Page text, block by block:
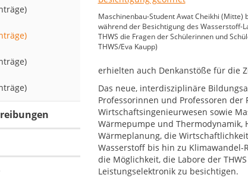
Maschinenbau-Student Awat Cheikhi (Mitte)
während der Besichtigung des Wasserstoff-
THWS die Fragen der Schülerinnen und
THWS/Eva Kaupp)
erhielten auch Denkanstöße für die
Das neue, interdisziplinäre
Professorinnen und Professoren der
Wirtschaftsingenieurwesen sowie
Wärmepumpe und Thermodynamik,
Wärmeplanung, die
Wasserstoff bis hin zu
die Möglichkeit, die Labore der
Leistungselektronik zu besichtigen.